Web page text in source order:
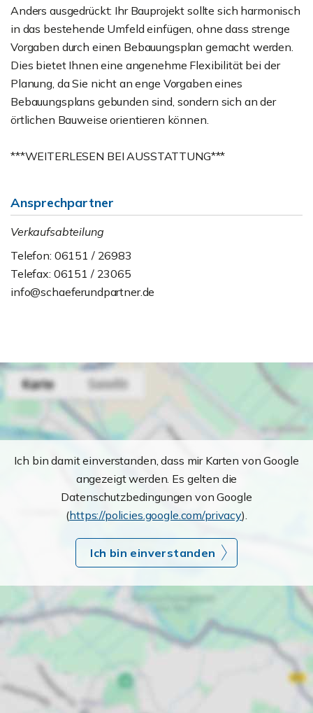
Anders ausgedrückt: Ihr Bauprojekt sollte sich harmonisch
in das bestehende Umfeld einfügen, ohne dass strenge
Vorgaben durch einen Bebauungsplan gemacht werden.
Dies bietet Ihnen eine angenehme Flexibilität bei der
Planung, da Sie nicht an enge Vorgaben eines
Bebauungsplans gebunden sind, sondern sich an der
örtlichen Bauweise orientieren können.
***WEITERLESEN BEI AUSSTATTUNG***
Ansprechpartner
Verkaufsabteilung
Telefon: 06151 / 26983
Telefax: 06151 / 23065
info@schaeferundpartner.de
Ich bin damit einverstanden, dass mir Karten von Google
angezeigt werden. Es gelten die
Datenschutzbedingungen von Google
(https://policies.google.com/privacy).
Ich bin einverstanden